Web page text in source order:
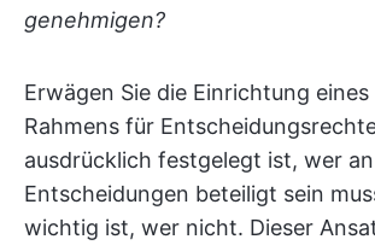
genehmigen?
Erwägen Sie die Einrichtung eines
Rahmens für
ausdrücklich festgelegt ist, wer
Entscheidungen beteiligt sein
wichtig ist, wer nicht. Dieser